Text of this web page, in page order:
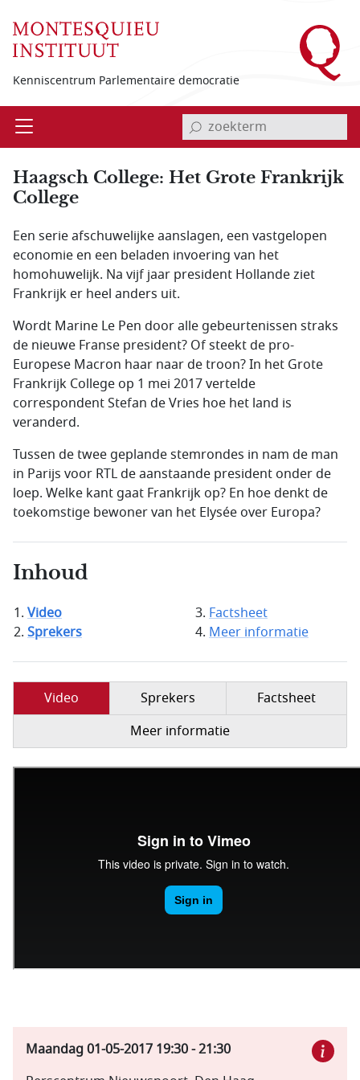
Kenniscentrum Parlementaire democratie
Open invoerveld zoekterm
Haagsch College: Het Grote Frankrijk
College
Een serie afschuwelijke aanslagen, een vastgelopen
economie en een beladen invoering van het
homohuwelijk. Na vijf jaar president Hollande ziet
Frankrijk er heel anders uit.
Wordt Marine Le Pen door alle gebeurtenissen straks
de nieuwe Franse president? Of steekt de pro-
Europese Macron haar naar de troon? In het Grote
Frankrijk College op 1 mei 2017 vertelde
correspondent Stefan de Vries hoe het land is
veranderd.
Tussen de twee geplande stemrondes in nam de man
in Parijs voor RTL de aanstaande president onder de
loep. Welke kant gaat Frankrijk op? En hoe denkt de
toekomstige bewoner van het Elysée over Europa?
Inhoud
Video
Sprekers
Factsheet
Meer informatie
Video Sprekers
Factsheet
Meer informatie
Maandag 01-05-2017 19:30-21:30